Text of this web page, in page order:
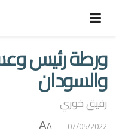
ورطة رئيس
والسودان
رفيق خوري
07/05/2022
A
A